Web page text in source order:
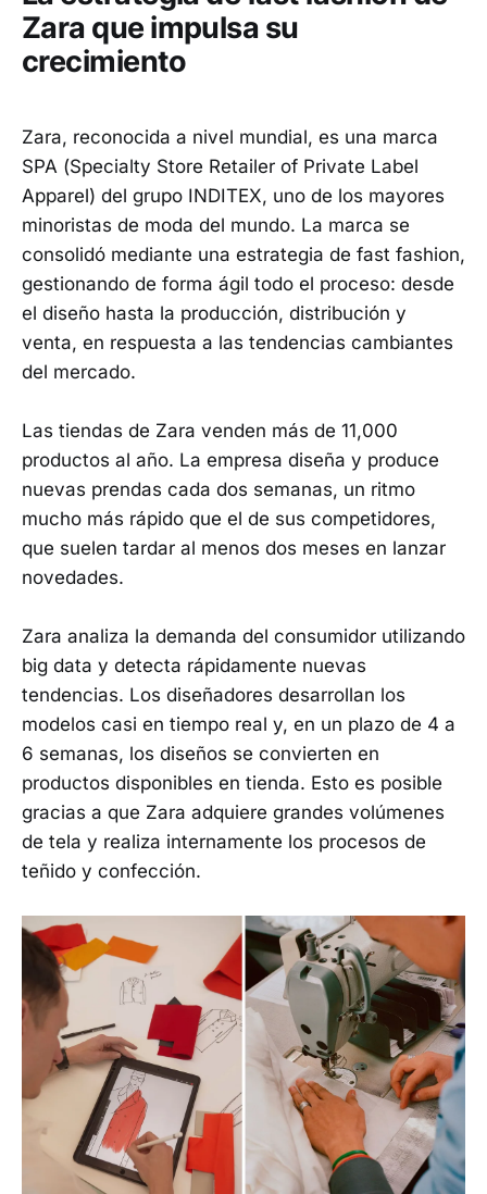
Zara que impulsa su
crecimiento
Zara, reconocida a nivel mundial, es una marca
SPA (Specialty Store Retailer of Private Label
Apparel) del grupo INDITEX, uno de los mayores
minoristas de moda del mundo. La marca se
consolidó mediante una estrategia de fast fashion,
gestionando de forma ágil todo el proceso: desde
el diseño hasta la producción, distribución y
venta, en respuesta a las tendencias cambiantes
del mercado.
Las tiendas de Zara venden más de 11,000
productos al año. La empresa diseña y produce
nuevas prendas cada dos semanas, un ritmo
mucho más rápido que el de sus competidores,
que suelen tardar al menos dos meses en lanzar
novedades.
Zara analiza la demanda del consumidor utilizando
big data y detecta rápidamente nuevas
tendencias. Los diseñadores desarrollan los
modelos casi en tiempo real y, en un plazo de 4 a
6 semanas, los diseños se convierten en
productos disponibles en tienda. Esto es posible
gracias a que Zara adquiere grandes volúmenes
de tela y realiza internamente los procesos de
teñido y confección.